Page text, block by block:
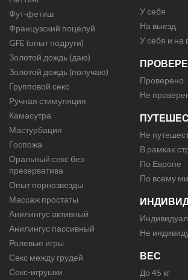
Фут-фетиш
Французский поцелуй
GFE (опыт подруги)
Золотой дождь (даю)
Золотой дождь (получаю)
Групповой секс
Ручная стимуляция
Камасутра
Мастурбация
Госпожа
Оральный секс без
презерватива
Опыт порнозвезды
Массаж простаты
Анилингус активный
Анилингус пассивный
Ролевые игры
Секс между грудей
Секс-игрушки
У себя
На выезд
У себя и на
Проверено
Не
Не
В рамках
По Европе
По всему
Не
ВЕС
До 45 кг